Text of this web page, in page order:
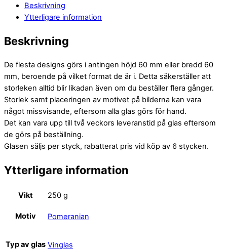
Beskrivning
Ytterligare information
Beskrivning
De flesta designs görs i antingen höjd 60 mm eller bredd 60
mm, beroende på vilket format de är i. Detta säkerställer att
storleken alltid blir likadan även om du beställer flera gånger.
Storlek samt placeringen av motivet på bilderna kan vara
något missvisande, eftersom alla glas görs för hand.
Det kan vara upp till två veckors leveranstid på glas eftersom
de görs på beställning.
Glasen säljs per styck, rabatterat pris vid köp av 6 stycken.
Ytterligare information
Vikt 250 g
Motiv Pomeranian
Typ av glas Vinglas